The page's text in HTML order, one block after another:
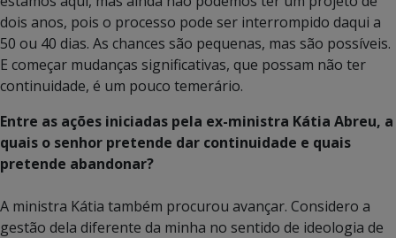
dois anos, pois o processo pode ser interrompido daqui a
50 ou 40 dias. As chances são pequenas, mas são possíveis.
E começar mudanças significativas, que possam não ter
continuidade, é um pouco temerário.
Entre as ações iniciadas pela ex-ministra Kátia Abreu, a
quais o senhor pretende dar continuidade e quais
pretende abandonar?
A ministra Kátia também procurou avançar. Considero a
gestão dela diferente da minha no sentido de ideologia de